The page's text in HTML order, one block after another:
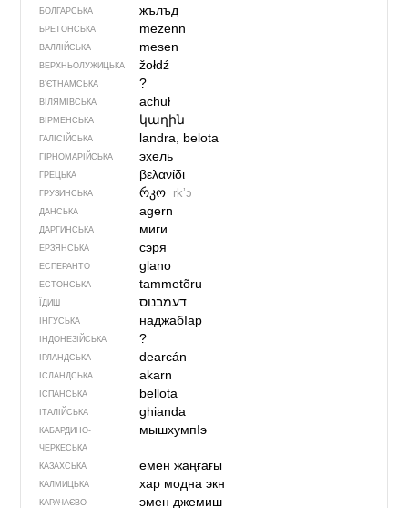
БОЛГАРСЬКА жълъд
БРЕТОНСЬКА mezenn
ВАЛЛІЙСЬКА mesen
ВЕРХНЬОЛУЖИЦЬКА žołdź
В’ЄТНАМСЬКА ?
ВІЛЯМІВСЬКА achuł
ВІРМЕНСЬКА կաղին
ГАЛІСІЙСЬКА landra, belota
ГІРНОМАРІЙСЬКА эхель
ГРЕЦЬКА βελανίδι
ГРУЗИНСЬКА რკო rkʼɔ
ДАНСЬКА agern
ДАРГИНСЬКА миги
ЕРЗЯНСЬКА сэря
ЕСПЕРАНТО glano
ЕСТОНСЬКА tammetõru
ЇДИШ דעמבנוס
ІНГУСЬКА наджабIар
ІНДОНЕЗІЙСЬКА ?
ІРЛАНДСЬКА dearcán
ІСЛАНДСЬКА akarn
ІСПАНСЬКА bellota
ІТАЛІЙСЬКА ghianda
КАБАРДИНО-
ЧЕРКЕСЬКА
мышхумпIэ
КАЗАХСЬКА емен жаңғағы
КАЛМИЦЬКА хар модна экн
КАРАЧАЄВО- эмен джемиш